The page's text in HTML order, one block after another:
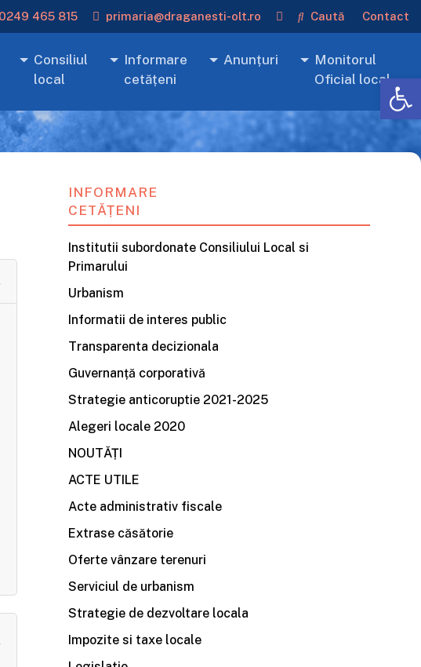
Consiliul
local
Informare
cetățeni
Anunțuri
Monitorul
Oficial local
0249 465 815 primaria@draganesti-olt.ro Caută Contact
INFORMARE
CETĂȚENI
Institutii subordonate Consiliului Local si
Primarului
Urbanism
Informatii de interes public
Transparenta decizionala
Guvernanță corporativă
Strategie anticoruptie 2021-2025
Alegeri locale 2020
NOUTĂȚI
ACTE UTILE
Acte administrativ fiscale
Extrase căsătorie
Oferte vânzare terenuri
Serviciul de urbanism
Strategie de dezvoltare locala
Impozite si taxe locale